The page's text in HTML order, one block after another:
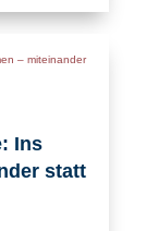
Ins
statt